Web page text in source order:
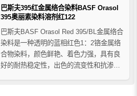
用于柔性版/凹版油墨、圆珠笔芯油墨、喷
墨墨水、溶...
巴斯夫395红金属络合染料BASF Orasol
395奥丽素染料溶剂红122
巴斯夫BASF Orasol Red 395/BL金属络合
染料是一种透明的蓝相红色1：2铬金属络
合物染料，颜色鲜艳、着色力强，具有良
好的耐热稳定性，出色的流变性和抗渗色